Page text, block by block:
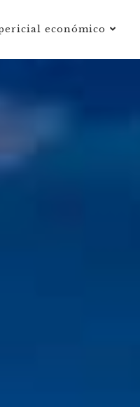
económico